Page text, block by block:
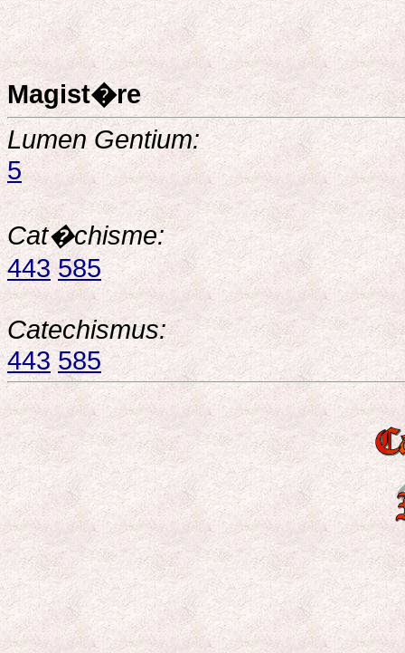
Magist�re
Lumen Gentium:
5
Cat�chisme:
443 585
Catechismus:
443 585